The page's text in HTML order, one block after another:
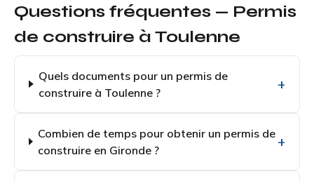
Questions fréquentes — Permis
de construire à Toulenne
Quels documents pour un permis de
construire à Toulenne ?
Combien de temps pour obtenir un permis de
construire en Gironde ?